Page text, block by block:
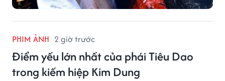
PHIM ẢNH 2 giờ trước
Điểm yếu lớn nhất của phái Tiêu Dao
trong kiếm hiệp Kim Dung